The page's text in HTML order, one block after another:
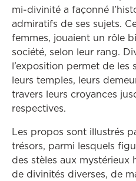
mi-divinité a façonné
admiratifs de ses sujets.
femmes, jouaient un rôle
société, selon leur rang.
l’exposition permet de les
leurs temples, leurs
travers leurs croyances
respectives.
Les propos sont illustrés
trésors, parmi lesquels
des stèles aux mystérieux
de divinités diverses, de